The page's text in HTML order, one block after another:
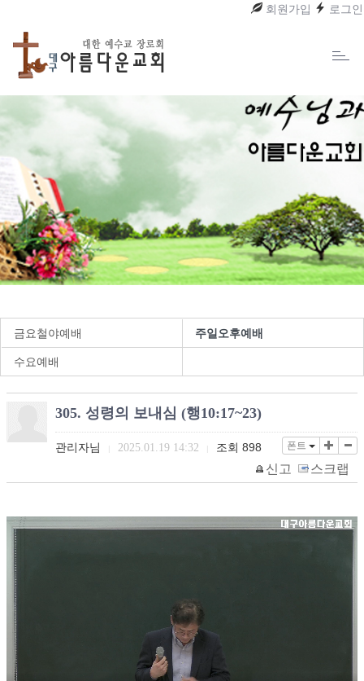
회원가입 로그인
금요철야예배 주일오후예배
수요예배
305. 성령의 보내심 (행10:17~23)
관리자님 2025.01.19 14:32 조회 898 폰트
신고 스크랩